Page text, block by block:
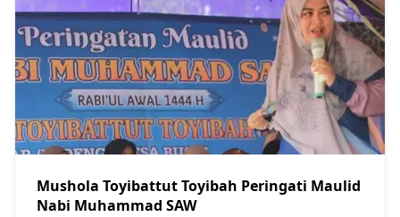
Mushola Toyibattut Toyibah Peringati Maulid
Nabi Muhammad SAW